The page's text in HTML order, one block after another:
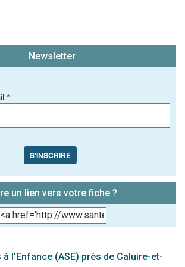
Newsletter
*
S'INSCRIRE
un lien vers votre fiche ?
l'Enfance (ASE) près de Caluire-et-